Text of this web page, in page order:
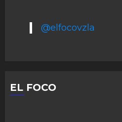
@elfocovzla
EL FOCO